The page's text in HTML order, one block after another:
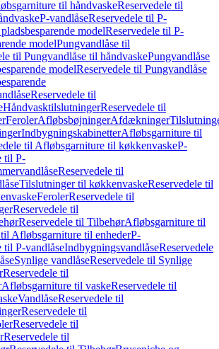
til håndvaskeReservedele til
P-vandlåseReservedele til P-
modelReservedele til P-
modelPungvandlåse til
til Pungvandlåse til håndvaskePungvandlåse
modelReservedele til Pungvandlåse
Reservedele til
HåndvasktilslutningerReservedele til
FerolerAfløbsbøjningerAfdækninger
IndbygningskabinetterAfløbsgarniture til
til Afløbsgarniture til køkkenvaskeP-
til P-
Reservedele til
Tilslutninger til køkkenvaskeReservedele til
FerolerReservedele til
Reservedele til
Reservedele til TilbehørAfløbsgarniture til
Afløbsgarniture til enhederP-
til P-vandlåseIndbygningsvandlåseReservedele
Synlige vandlåseReservedele til Synlige
Reservedele til
Afløbsgarniture til vaskeReservedele til
VandlåseReservedele til
Reservedele til
Reservedele til
Reservedele til